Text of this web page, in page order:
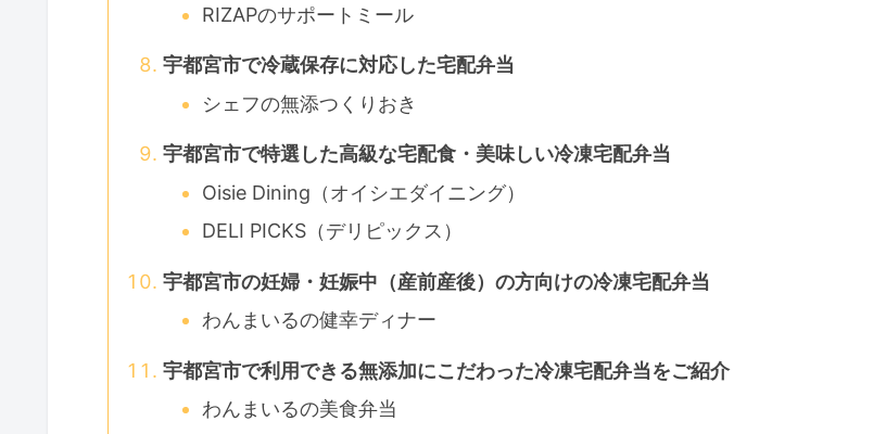
RIZAPのサポートミール
宇都宮市で冷蔵保存に対応した宅配弁当
シェフの無添つくりおき
宇都宮市で特選した高級な宅配食・美味しい冷凍宅配弁当
Oisie Dining（オイシエダイニング）
DELI PICKS（デリピックス）
宇都宮市の妊婦・妊娠中（産前産後）の方向けの冷凍宅配弁当
わんまいるの健幸ディナー
宇都宮市で利用できる無添加にこだわった冷凍宅配弁当をご紹介
わんまいるの美食弁当